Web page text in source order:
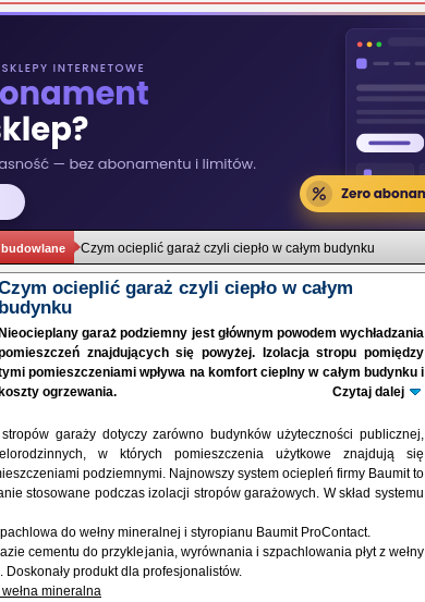
budowlane Czym ocieplić garaż czyli ciepło w całym budynku
ocieplić garaż czyli ciepło w całym
budynku
Nieocieplany garaż podziemny jest głównym powodem wychładzania
znajdujących się powyżej. Izolacja stropu pomiędzy
pomieszczeniami wpływa na komfort cieplny w całym budynku i
koszty ogrzewania.
Czytaj dalej
garaży dotyczy zarówno budynków użyteczności publicznej,
w których pomieszczenia użytkowe znajdują się
podziemnymi. Najnowszy system ociepleń firmy Baumit to
stosowane podczas izolacji stropów garażowych. W skład systemu
do wełny mineralnej i styropianu Baumit ProContact.
cementu do przyklejania, wyrównania i szpachlowania płyt z wełny
produkt dla profesjonalistów.
mineralna